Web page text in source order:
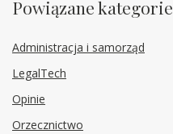
Powiązane kategorie
Administracja i samorząd
LegalTech
Opinie
Orzecznictwo